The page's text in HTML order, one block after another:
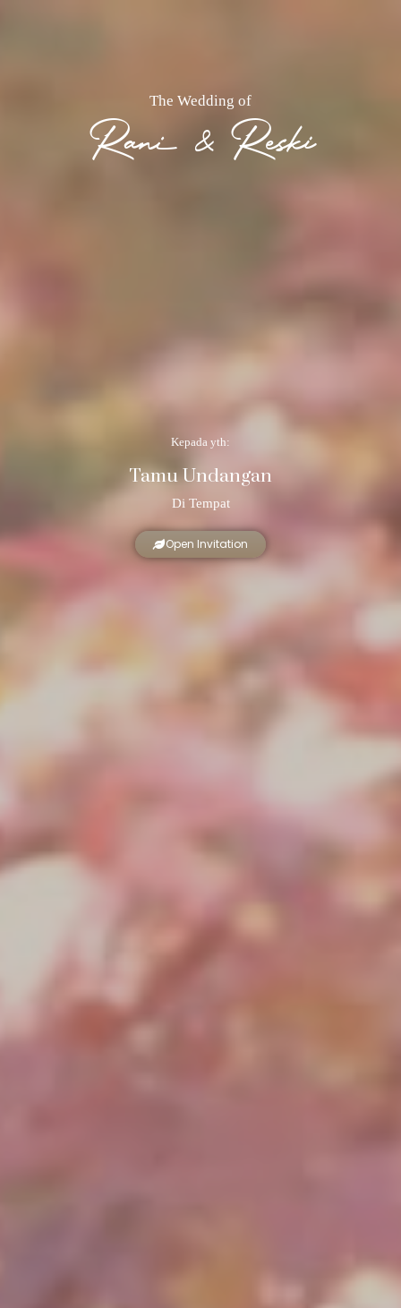
The Wedding of
Rani & Reski
Kepada yth:
Tamu Undangan
Di Tempat
Open Invitation